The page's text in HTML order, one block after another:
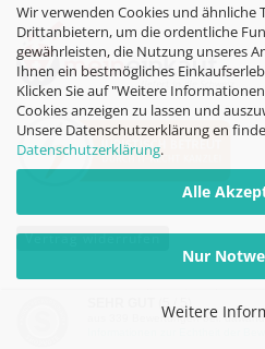
Wir verwenden Cookies und ähnliche
Drittanbietern, um die ordentliche
gewährleisten, die Nutzung unseres
Ihnen ein bestmögliches
Klicken Sie auf "Weitere
Cookies anzeigen zu lassen und
Unsere Datenschutzerklärung en
Datenschutzerklärung.
Alle
Nur
Weitere
Vertrag widerrufen
(5 / 5)
Bewertungen bei: